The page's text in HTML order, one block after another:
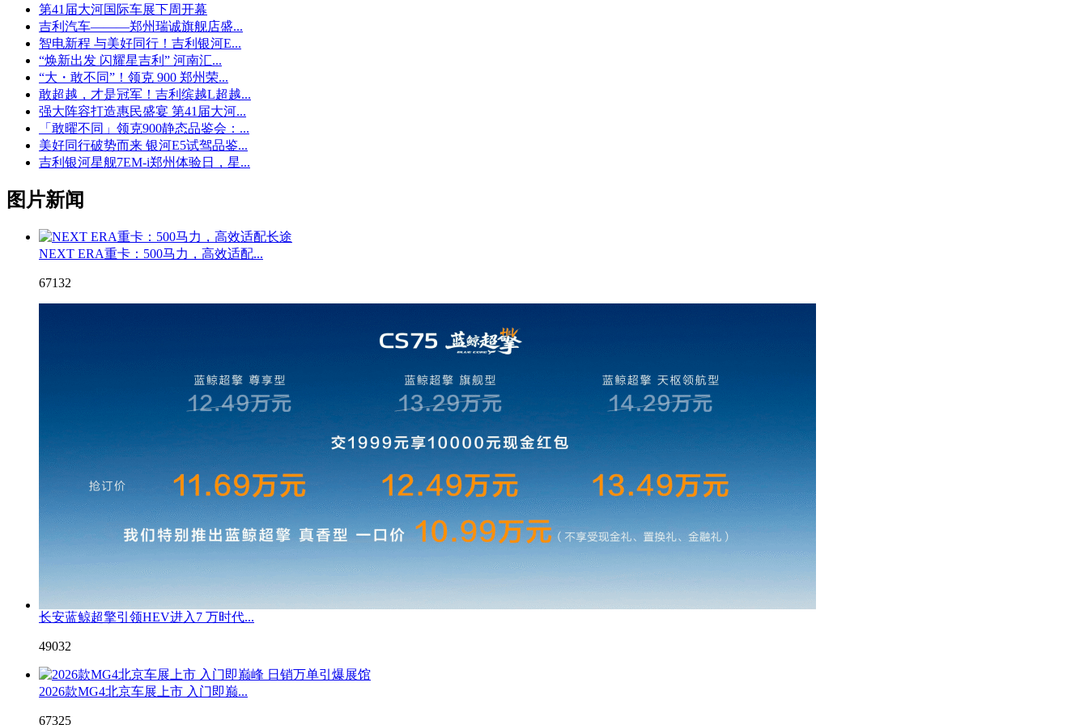
第41届大河国际车展下周开幕
吉利汽车———郑州瑞诚旗舰店盛...
智电新程 与美好同行！吉利银河E...
“焕新出发 闪耀星吉利” 河南汇...
“大・敢不同”！领克 900 郑州荣...
敢超越，才是冠军！吉利缤越L超越...
强大阵容打造惠民盛宴 第41届大河...
「敢曜不同」领克900静态品鉴会：...
美好同行破势而来 银河E5试驾品鉴...
吉利银河星舰7EM-i郑州体验日，星...
图片新闻
NEXT ERA重卡：500马力，高效适配...
67132
长安蓝鲸超擎引领HEV进入7 万时代...
49032
2026款MG4北京车展上市 入门即巅...
67325